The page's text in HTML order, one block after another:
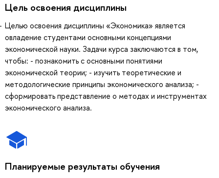
Цель освоения дисциплины
Целью освоения дисциплины «Экономика» является
овладение студентами основными концепциями
экономической науки. Задачи курса заключаются в том,
чтобы: - познакомить с основными понятиями
экономической теории; - изучить теоретические и
методологические принципы экономического анализа; -
сформировать представление о методах и инструментах
экономического анализа.
Планируемые результаты обучения